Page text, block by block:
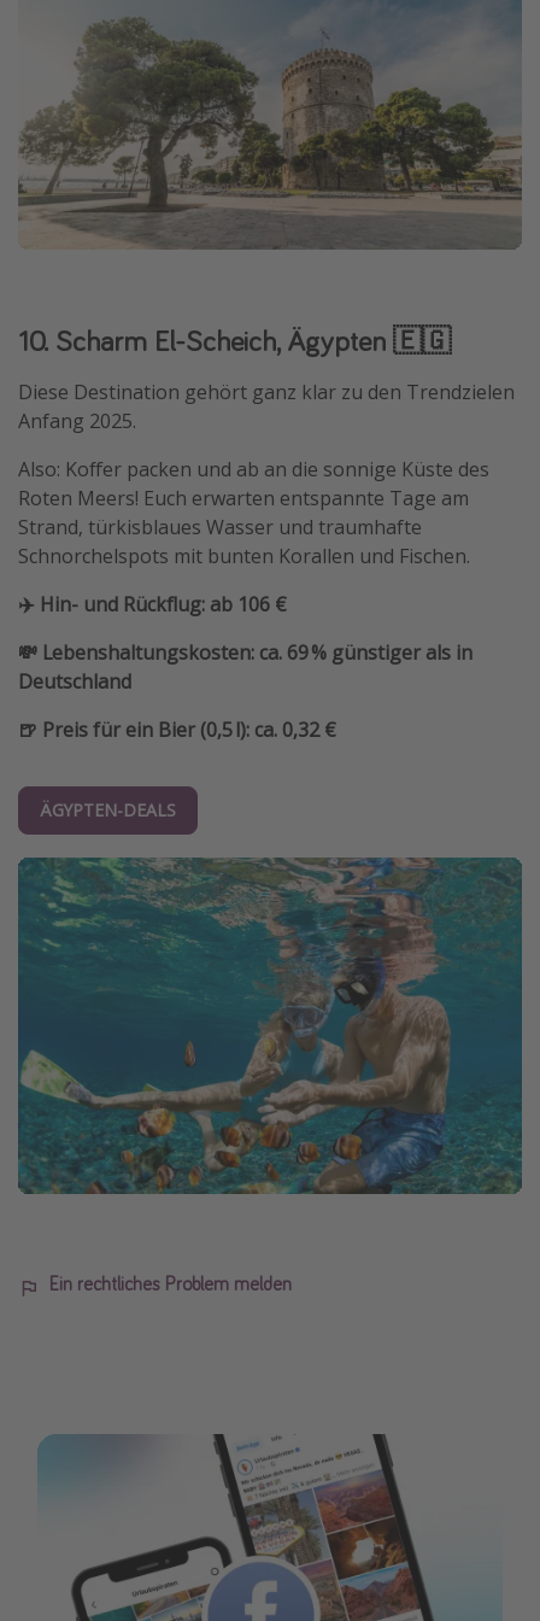
10. Scharm El-Scheich, Ägypten 🇪🇬
Diese Destination gehört ganz klar zu den Trendzielen
Anfang 2025.
Also: Koffer packen und ab an die sonnige Küste des
Roten Meers! Euch erwarten entspannte Tage am
Strand, türkisblaues Wasser und traumhafte
Schnorchelspots mit bunten Korallen und Fischen.
✈️ Hin- und Rückflug: ab 106 €
💸 Lebenshaltungskosten: ca. 69 % günstiger als in
Deutschland
🍺 Preis für ein Bier (0,5 l): ca. 0,32 €
ÄGYPTEN-DEALS
Ein rechtliches Problem melden